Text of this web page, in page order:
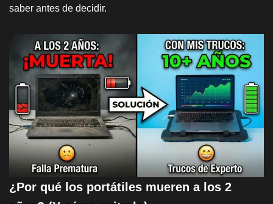
saber antes de decidir.
¿Por qué los portátiles mueren a los 2